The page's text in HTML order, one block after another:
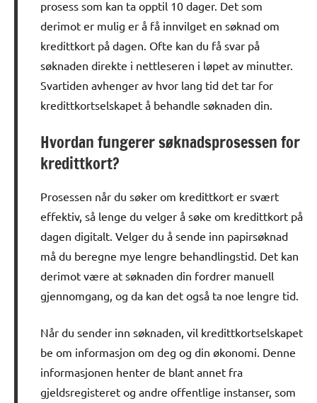
prosess som kan ta opptil 10 dager. Det som
derimot er mulig er å få innvilget en søknad om
kredittkort på dagen. Ofte kan du få svar på
søknaden direkte i nettleseren i løpet av minutter.
Svartiden avhenger av hvor lang tid det tar for
kredittkortselskapet å behandle søknaden din.
Hvordan fungerer søknadsprosessen for
kredittkort?
Prosessen når du søker om kredittkort er svært
effektiv, så lenge du velger å søke om kredittkort på
dagen digitalt. Velger du å sende inn papirsøknad
må du beregne mye lengre behandlingstid. Det kan
derimot være at søknaden din fordrer manuell
gjennomgang, og da kan det også ta noe lengre tid.
Når du sender inn søknaden, vil kredittkortselskapet
be om informasjon om deg og din økonomi. Denne
informasjonen henter de blant annet fra
gjeldsregisteret og andre offentlige instanser, som